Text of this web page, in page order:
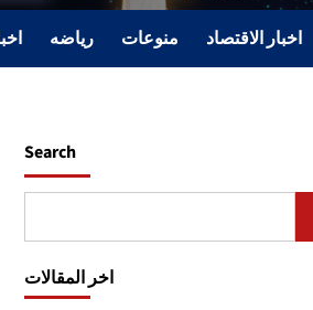
رياضه منوعات اخبار الاقتصاد
Search
اخر المقالات